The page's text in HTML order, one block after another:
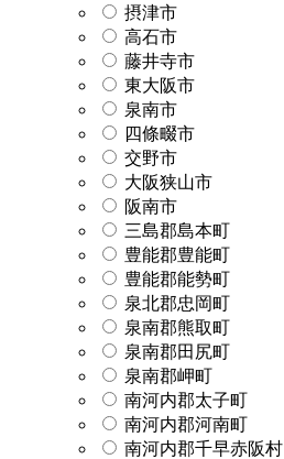
摂津市
高石市
藤井寺市
東大阪市
泉南市
四條畷市
交野市
大阪狭山市
阪南市
三島郡島本町
豊能郡豊能町
豊能郡能勢町
泉北郡忠岡町
泉南郡熊取町
泉南郡田尻町
泉南郡岬町
南河内郡太子町
南河内郡河南町
南河内郡千早赤阪村